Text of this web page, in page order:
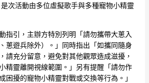
次活動由多位虛擬歌手與多種寵物小精靈
指引，主辦方特別列明「請勿攜帶大蔥入
蔥遊兵除外）。」同時指出「如攜同隨身
請充分留意，避免對其他觀眾造成滋擾，
精靈離開視線範圍。」另有提醒「請勿作
困擾的寵物小精靈對戰或交換等行為。」